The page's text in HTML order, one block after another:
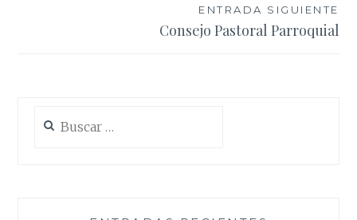
ENTRADA SIGUIENTE
Consejo Pastoral Parroquial